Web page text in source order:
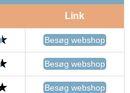
Link
Besøg webshop
Besøg webshop
Besøg webshop